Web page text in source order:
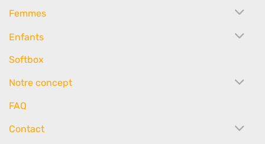
Femmes
Enfants
Softbox
Notre concept
FAQ
Contact